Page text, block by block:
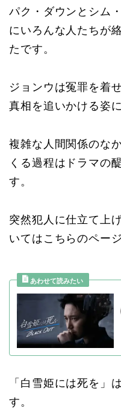
パク・ダウンとシム
にいろんな人たちが
たです。
ジョンウは冤罪を着
真相を追いかける姿
複雑な人間関係のな
くる過程はドラマの
す。
突然犯人に仕立て上
いてはこちらのペー
「白雪姫には死を」
す。